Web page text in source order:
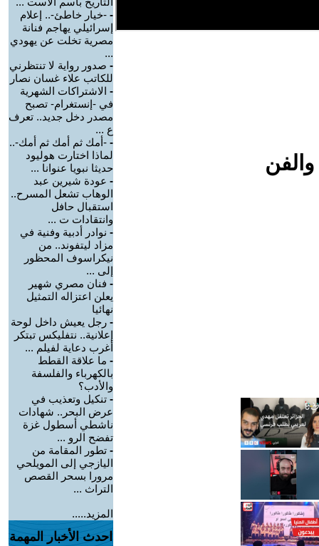
- -خيار خاطئ-.. إعلام
إسرائيلي يهاجم فنانة
مصرية تخلت عن يهودي
...
- صدور رواية لا تنتظرني
للكاتب علاء غسان نصار
- الاشتراكات الشهرية
في -إنستغرام- تصبح
مصدر دخل جديد.. تعرف
ع ...
- -أمك ثم أمك ثم أمك-..
لماذا اختارت هوليود
حديثا نبويا عنوانا ...
- عودة شيرين عبد
الوهاب تشعل المسرح..
استقبال حافل
وانتقادات ت ...
- نوادر أدبية وفنية في
مزاد ليتفوند.. من
نيكراسوف المحظور
إلى ...
- فنان مصري شهير
يعلن اعتزاله التمثيل
نهائيا
- رجل يعيش داخل لوحة
إعلانية.. نتفليكس تبتكر
أغرب دعاية لفيلم ...
- ما علاقة القطط
بالكهرباء والفلسفة
والأدب؟
- تنكيل وتعذيب في
عرض البحر.. شهادات
ناشطي أسطول غزة
تفضح الرو ...
- تطور المقامة من
اليازجي إلى المويلحي
مرورا بسحر القصص
التراث ...
المزيد.....
احدث الأخبار المهمة